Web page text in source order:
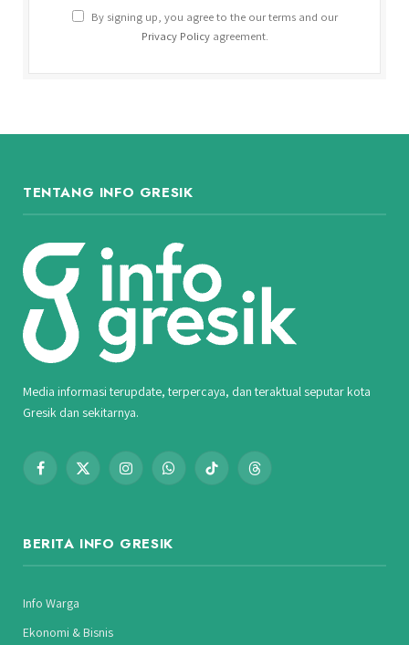
By signing up, you agree to the our terms and our
Privacy Policyagreement.
TENTANG INFO GRESIK
Media informasi terupdate, terpercaya, dan teraktual seputar kota
Gresik dan sekitarnya.
Facebook
X
InstagramWhatsAppTikTok Threads
BERITA INFO GRESIK
Info Warga
Ekonomi & Bisnis